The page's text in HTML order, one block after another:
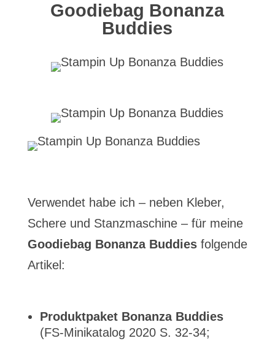
Goodiebag Bonanza
Buddies
Verwendet habe ich – neben Kleber,
Schere und Stanzmaschine – für meine
Goodiebag Bonanza Buddiesfolgende
Artikel:
Produktpaket Bonanza Buddies
(FS-Minikatalog 2020 S. 32-34;